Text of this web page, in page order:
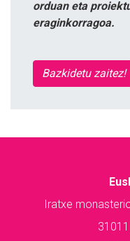
orduan eta
eraginkorragoa.
Bazkidetu zaitez!
Iratxe